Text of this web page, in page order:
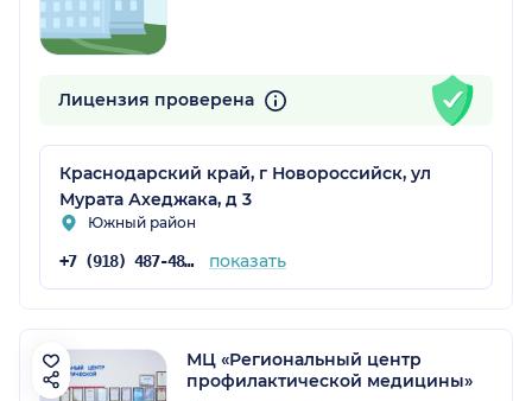
Лицензия проверена
Краснодарский край, г Новороссийск, ул
Мурата Ахеджака, д 3
Южный район
+7 (918) 487-48-68 показать
МЦ «Региональный центр
профилактической медицины»